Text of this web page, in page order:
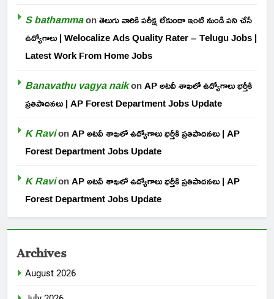
S bathammaonతెలుగు వారికి పరీక్ష లేకుండా ఇంటి నుండి పని చేసే
ఉద్యోగాలు | Welocalize Ads Quality Rater – Telugu Jobs |
Latest Work From Home Jobs
Banavathu vagya naikonAP అటవీ శాఖలో ఉద్యోగాలు భర్తీకి
ప్రతిపాదనలు | AP Forest Department Jobs Update
K RavionAP అటవీ శాఖలో ఉద్యోగాలు భర్తీకి ప్రతిపాదనలు | AP
Forest Department Jobs Update
K RavionAP అటవీ శాఖలో ఉద్యోగాలు భర్తీకి ప్రతిపాదనలు | AP
Forest Department Jobs Update
Archives
August 2026